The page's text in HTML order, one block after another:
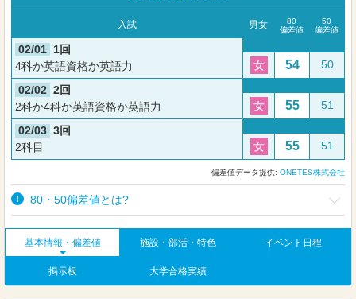
入試 男女
80
偏差値
50
偏差値
02/01 1回
4科か英語資格か英語力
女 54
50
02/02 2回
2科か4科か英語資格か英語力
女 55
51
02/03 3回
2科目
女 55 51
偏差値データ提供: ONETES株式会社
80・50偏差値とは?
基本情報・偏差値 施設・部活・特色 イベント日程
掲示板 大学合格実績